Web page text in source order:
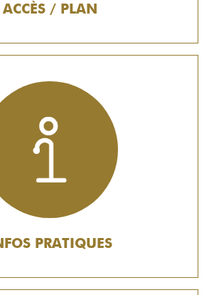
ACCÈS / PLAN
PRATIQUES